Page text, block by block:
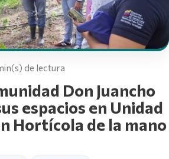
de lectura
Don Juancho
espacios en Unidad
Hortícola de la mano